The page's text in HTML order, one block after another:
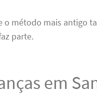
o método mais antigo
parte.
em